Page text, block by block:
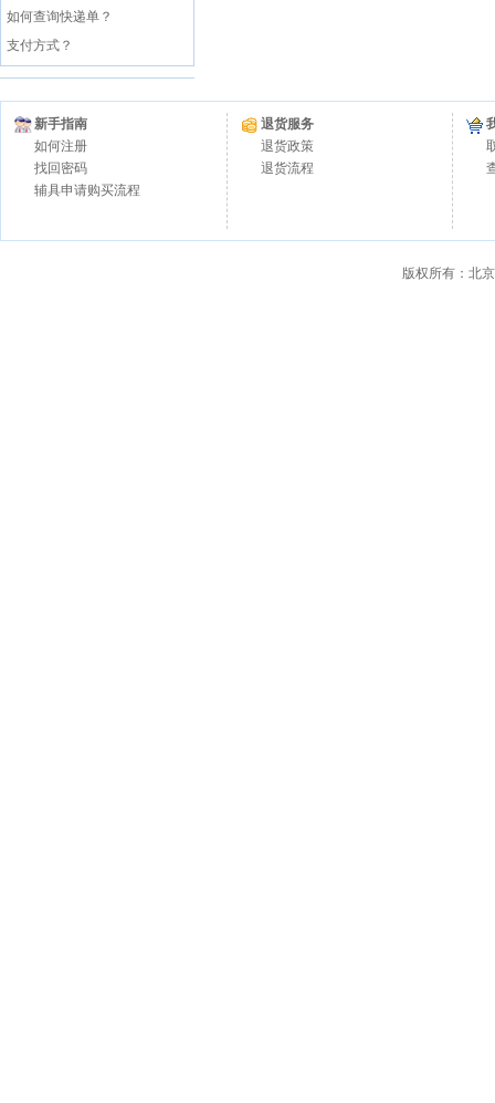
如何查询快递单？
支付方式？
新手指南
如何注册
找回密码
辅具申请购买流程
退货服务
退货政策
退货流程
版权所有：北